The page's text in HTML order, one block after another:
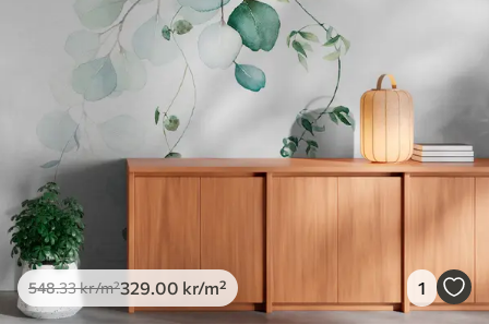
399.00 kr/m²
Premium vinyl
.00 kr/m²
Peel and Stick
925.00
548.33kr/m²329 .00 kr/m² 1